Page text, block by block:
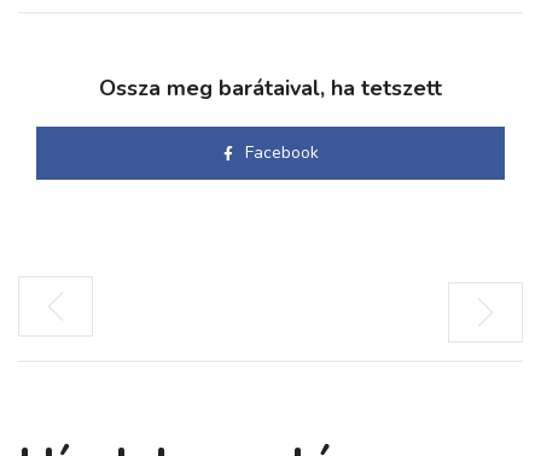
Ossza meg barátaival, ha tetszett
Facebook